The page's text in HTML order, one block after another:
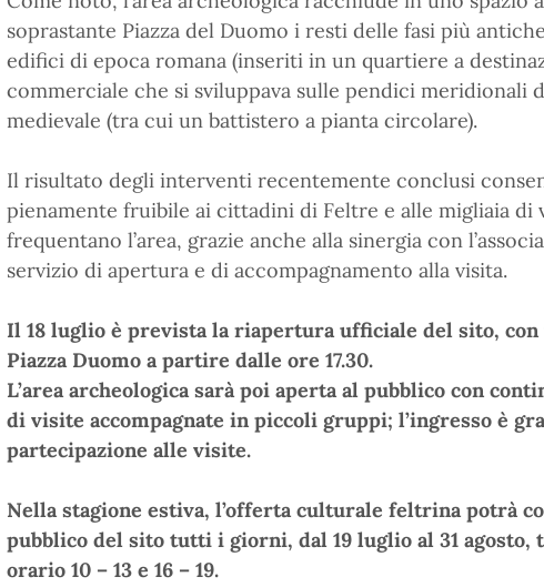
soprastante Piazza del Duomo i resti delle fasi più
edifici di epoca romana (inseriti in un quartiere a
commerciale che si sviluppava sulle pendici meridionali
medievale (tra cui un battistero a pianta circolare).
Il risultato degli interventi recentemente conclusi
pienamente fruibile ai cittadini di Feltre e alle migliaia di
frequentano l’area, grazie anche alla sinergia con
servizio di apertura e di accompagnamento alla visita.
Il 18 luglio è prevista la riapertura ufficiale del sito,
Piazza Duomo a partire dalle ore 17.30.
L’area archeologica sarà poi aperta al pubblico con
di visite accompagnate in piccoli gruppi; l’ingresso è
partecipazione alle visite.
Nella stagione estiva, l’offerta culturale feltrina potrà
pubblico del sito tutti i giorni, dal 19 luglio al 31 agosto,
orario 10 – 13 e 16 – 19.